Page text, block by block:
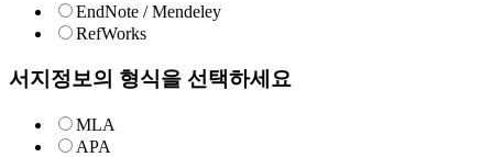
EndNote / Mendeley
RefWorks
서지정보의 형식을 선택하세요
MLA
APA